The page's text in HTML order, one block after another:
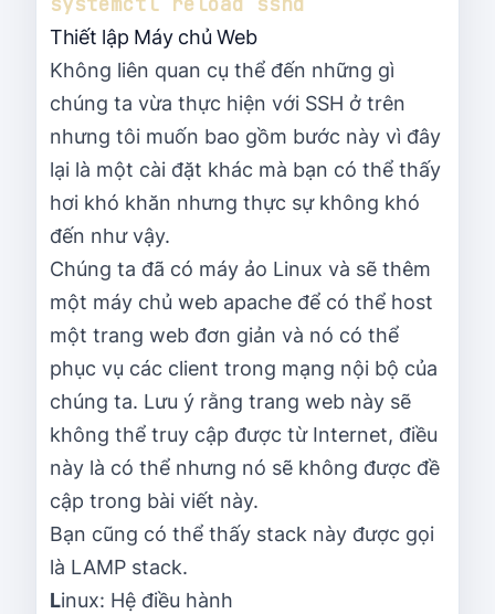
Thiết lập Máy chủ Web
Không liên quan cụ thể đến những gì
chúng ta vừa thực hiện với SSH ở trên
nhưng tôi muốn bao gồm bước này vì đây
lại là một cài đặt khác mà bạn có thể thấy
hơi khó khăn nhưng thực sự không khó
đến như vậy.
Chúng ta đã có máy ảo Linux và sẽ thêm
một máy chủ web apache để có thể host
một trang web đơn giản và nó có thể
phục vụ các client trong mạng nội bộ của
chúng ta. Lưu ý rằng trang web này sẽ
không thể truy cập được từ Internet, điều
này là có thể nhưng nó sẽ không được đề
cập trong bài viết này.
Bạn cũng có thể thấy stack này được gọi
là LAMP stack.
Linux: Hệ điều hành